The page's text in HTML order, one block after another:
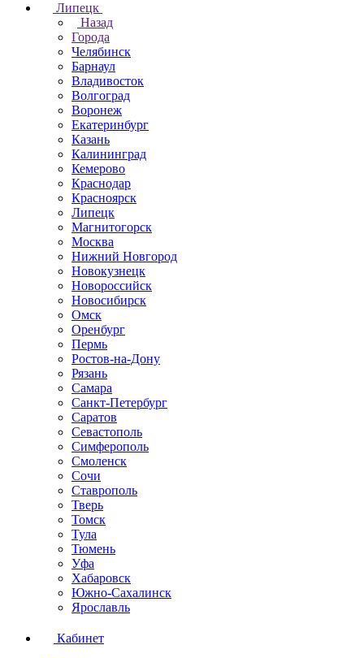
Липецк
Назад
Города
Челябинск
Барнаул
Владивосток
Волгоград
Воронеж
Екатеринбург
Казань
Калининград
Кемерово
Краснодар
Красноярск
Липецк
Магнитогорск
Москва
Нижний Новгород
Новокузнецк
Новороссийск
Новосибирск
Омск
Оренбург
Пермь
Ростов-на-Дону
Рязань
Самара
Санкт-Петербург
Саратов
Севастополь
Симферополь
Смоленск
Сочи
Ставрополь
Тверь
Томск
Тула
Тюмень
Уфа
Хабаровск
Южно-Сахалинск
Ярославль
Кабинет